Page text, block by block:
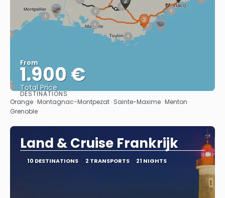
From
1.900 €
Total Price
See
DESTINATIONS
Orange · Montagnac-Montpezat · Sainte-Maxime · Menton ·
Grenoble
Land & Cruise Frankrijk
10 DESTINATIONS 2 TRANSPORTS 21 NIGHTS